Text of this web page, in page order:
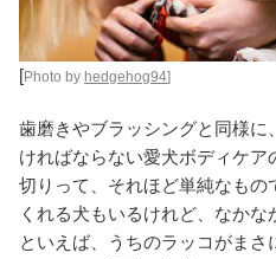
[Photo by hedgehog94]
歯磨きやブラッシングと同様に
ければならない愛犬ボディケア
切りって、それほど単純なもの
くれる犬もいるけれど、なか
といえば、うちのラッコがま